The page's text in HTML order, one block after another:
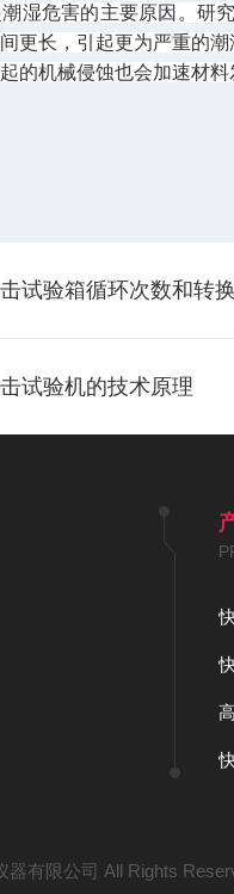
湿危害的主要原因。研
更长，引起更为严重的
的机械侵蚀也会加速材
试验箱循环次数和转
试验机的技术原理
器有限公司 All Rights